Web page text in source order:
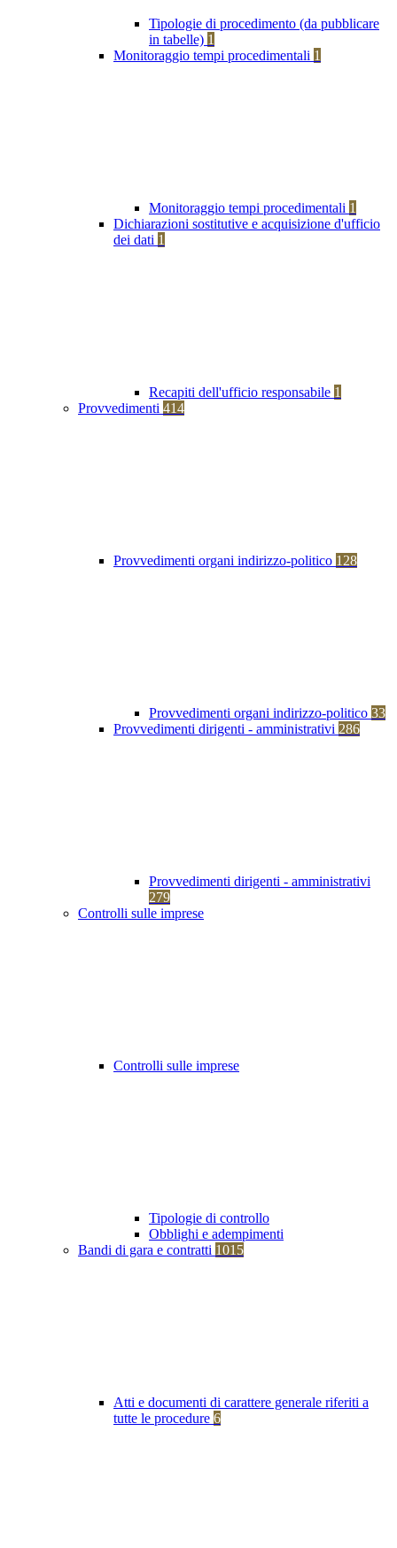
Tipologie di procedimento (da pubblicare
in tabelle) 1
Monitoraggio tempi procedimentali 1
Monitoraggio tempi procedimentali 1
Dichiarazioni sostitutive e acquisizione d'ufficio
dei dati 1
Recapiti dell'ufficio responsabile 1
Provvedimenti 414
Provvedimenti organi indirizzo-politico 128
Provvedimenti organi indirizzo-politico 33
Provvedimenti dirigenti - amministrativi 286
Provvedimenti dirigenti - amministrativi
279
Controlli sulle imprese
Controlli sulle imprese
Tipologie di controllo
Obblighi e adempimenti
Bandi di gara e contratti 1015
Atti e documenti di carattere generale riferiti a
tutte le procedure 6